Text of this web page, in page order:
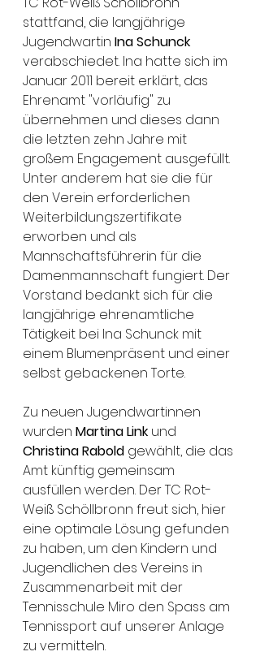
stattfand, die langjährige
Jugendwartin Ina Schunck
verabschiedet. Ina hatte sich im
Januar 2011 bereit erklärt, das
Ehrenamt "vorläufig" zu
übernehmen und dieses dann
die letzten zehn Jahre mit
großem Engagement ausgefüllt.
Unter anderem hat sie die für
den Verein erforderlichen
Weiterbildungszertifikate
erworben und als
Mannschaftsführerin für die
Damenmannschaft fungiert. Der
Vorstand bedankt sich für die
langjährige ehrenamtliche
Tätigkeit bei Ina Schunck mit
einem Blumenpräsent und einer
selbst gebackenen Torte.
Zu neuen Jugendwartinnen
wurden Martina Link und
Christina Rabold gewählt, die das
Amt künftig gemeinsam
ausfüllen werden. Der TC Rot-
Weiß Schöllbronn freut sich, hier
eine optimale Lösung gefunden
zu haben, um den Kindern und
Jugendlichen des Vereins in
Zusammenarbeit mit der
Tennisschule Miro den Spass am
Tennissport auf unserer Anlage
zu vermitteln.